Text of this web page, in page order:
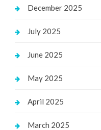
December 2025
July 2025
June 2025
May 2025
April 2025
March 2025